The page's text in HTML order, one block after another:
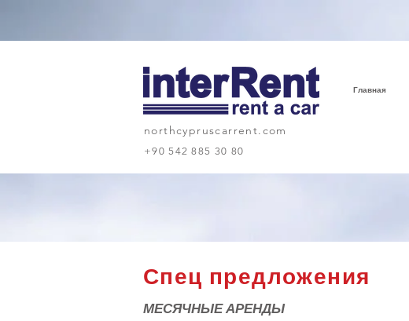
Главная
northcypruscarrent.com
+90 542 885 30 80
Спец предложения
МЕСЯЧНЫЕ АРЕНДЫ